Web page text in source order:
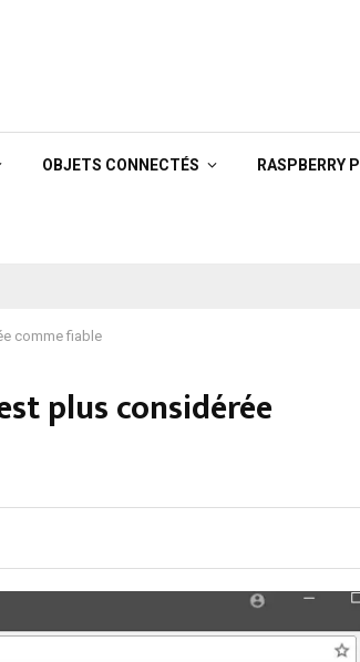
OBJETS CONNECTÉS RASPBERRY PI
comme fiable
plus considérée